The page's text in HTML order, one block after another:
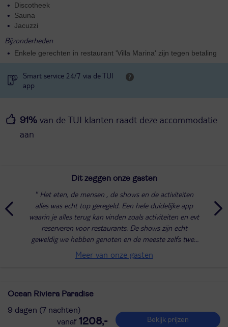
Discotheek
Sauna
Jacuzzi
Bijzonderheden
Enkele gerechten in restaurant 'Villa Marina' zijn tegen betaling
Smart service 24/7 via de TUI
app
91%van de TUI klanten raadt deze accommodatie
aan
Dit zeggen onze gasten
Het eten, de mensen , de shows en de activiteiten
alles was echt top geregeld. Een hele duidelijke app
waarin je alles terug kan vinden zoals activiteiten en evt
reserveren voor restaurants. De shows zijn echt
geweldig we hebben genoten en de meeste zelfs twee
keer gezien. Het eten was echt...
Meer van onze gasten
Ocean Riviera Paradise
9 dagen (7 nachten)
1208,- Bekijk prijzen